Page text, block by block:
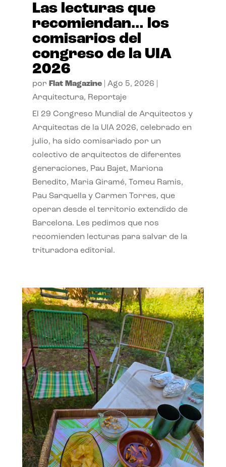
Las lecturas que
recomiendan… los
comisarios del
congreso de la UIA
2026
por Flat Magazine| Ago 5, 2026
Arquitectura, Reportaje
El 29 Congreso Mundial de Arquitectos y
Arquitectas de la UIA 2026, celebrado en
julio, ha sido comisariado por un
colectivo de arquitectos de diferentes
generaciones, Pau Bajet, Mariona
Benedito, Maria Giramé, Tomeu Ramis,
Pau Sarquella y Carmen Torres, que
operan desde el territorio extendido de
Barcelona. Les pedimos que nos
recomienden lecturas para salvar de la
trituradora editorial.